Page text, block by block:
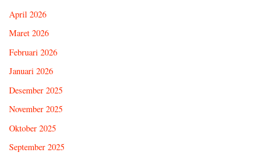
April 2026
Maret 2026
Februari 2026
Januari 2026
Desember 2025
November 2025
Oktober 2025
September 2025